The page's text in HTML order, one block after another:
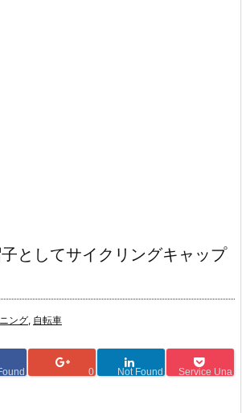
としてサイクリングキャップ
ング, 自転車
0 Not Found Service Una